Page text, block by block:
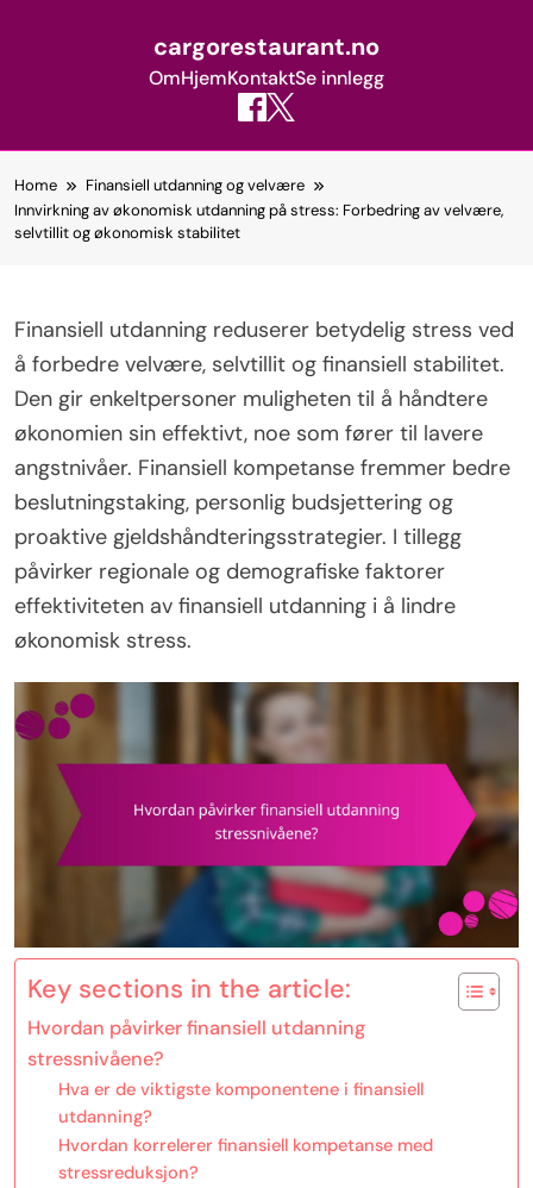
cargorestaurant.no
OmHjemKontaktSe innlegg
to
content
Home
Finansiell utdanning og velvære
Innvirkning av økonomisk utdanning på stress: Forbedring av velvære,
selvtillit og økonomisk stabilitet
Finansiell utdanning reduserer betydelig stress ved
å forbedre velvære, selvtillit og finansiell stabilitet.
Den gir enkeltpersoner muligheten til å håndtere
økonomien sin effektivt, noe som fører til lavere
angstnivåer. Finansiell kompetanse fremmer bedre
beslutningstaking, personlig budsjettering og
proaktive gjeldshåndteringsstrategier. I tillegg
påvirker regionale og demografiske faktorer
effektiviteten av finansiell utdanning i å lindre
økonomisk stress.
Key sections in the article:
Hvordan påvirker finansiell utdanning
stressnivåene?
Hva er de viktigste komponentene i finansiell
utdanning?
Hvordan korrelerer finansiell kompetanse med
stressreduksjon?